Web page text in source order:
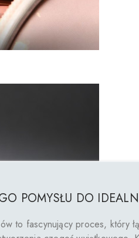
POMYSŁU DO
to fascynujący proces, który